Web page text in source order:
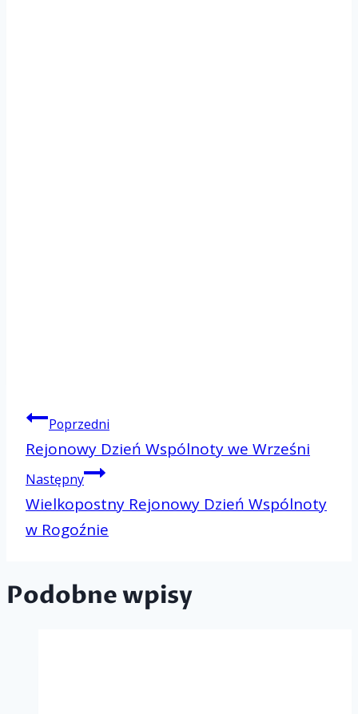
wpisu
Poprzedni
Rejonowy Dzień Wspólnoty we Wrześni
Następny
Wielkopostny Rejonowy Dzień Wspólnoty
w Rogoźnie
Podobne wpisy